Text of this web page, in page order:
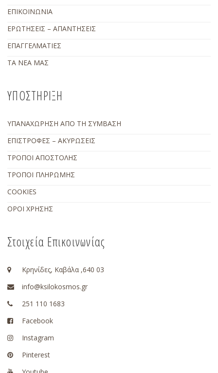
ΕΠΙΚΟΙΝΩΝΙΑ
ΕΡΩΤΗΣΕΙΣ – ΑΠΑΝΤΗΣΕΙΣ
ΕΠΑΓΓΕΛΜΑΤΙΕΣ
ΤΑ ΝΕΑ ΜΑΣ
ΥΠΟΣΤΗΡΙΞΗ
ΥΠΑΝΑΧΩΡΗΣΗ ΑΠΟ ΤΗ ΣΥΜΒΑΣΗ
ΕΠΙΣΤΡΟΦΕΣ – ΑΚΥΡΩΣΕΙΣ
ΤΡΟΠΟΙ ΑΠΟΣΤΟΛΗΣ
ΤΡΟΠΟΙ ΠΛΗΡΩΜΗΣ
COOKIES
ΟΡΟΙ ΧΡΗΣΗΣ
Στοιχεία Επικοινωνίας
Κρηνίδες, Καβάλα ,640 03
info@ksilokosmos.gr
251 110 1683
Facebook
Instagram
Pinterest